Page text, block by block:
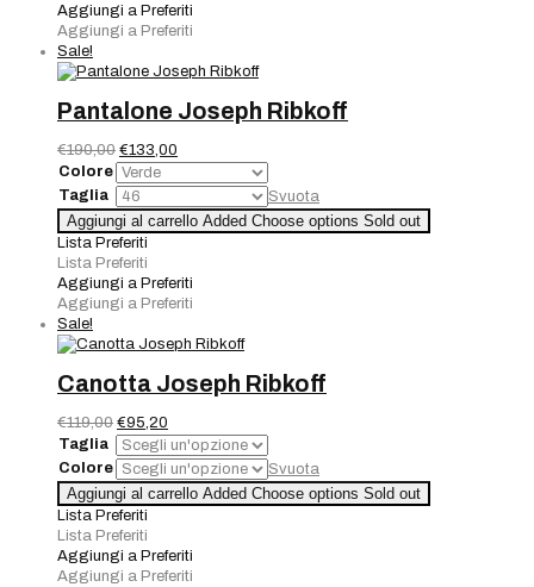
quantità
Aggiungi a Preferiti
Aggiungi a Preferiti
Sale!
Pantalone Joseph Ribkoff
€190,00 Il
prezzo
originale
era:
€190,00.
€133,00
attuale
è:
€133,00.
Colore
Taglia
Svuota
Pantalone
Joseph
Ribkoff
quantità
Aggiungi al carrello Added Choose options Sold out
Lista Preferiti
Lista Preferiti
Aggiungi a Preferiti
Aggiungi a Preferiti
Sale!
Canotta Joseph Ribkoff
€119,00 Il
prezzo
originale
era:
€119,00.
€95,20
prezzo
attuale
è:
€95,20.
Taglia
Colore
Svuota
Canotta
Joseph
Ribkoff
quantità
Aggiungi al carrello Added Choose options Sold out
Lista Preferiti
Lista Preferiti
Aggiungi a Preferiti
Aggiungi a Preferiti